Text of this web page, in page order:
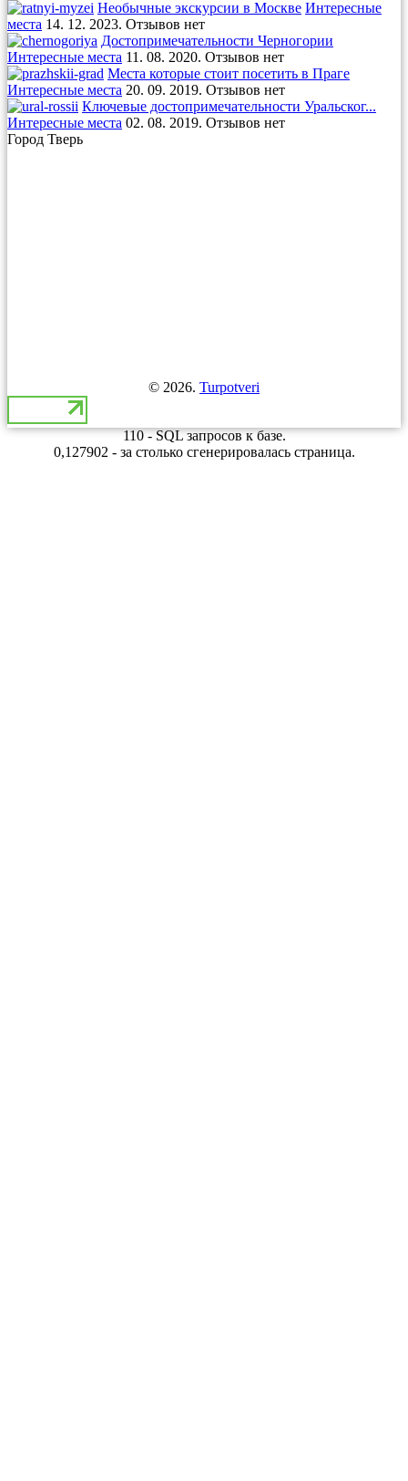
Необычные экскурсии в Москве Интересные
места 14. 12. 2023. Отзывов нет
Достопримечательности Черногории
Интересные места 11. 08. 2020. Отзывов нет
Места которые стоит посетить в Праге
Интересные места 20. 09. 2019. Отзывов нет
Ключевые достопримечательности Уральског...
Интересные места 02. 08. 2019. Отзывов нет
Город Тверь
© 2026. Turpotveri
110 - SQL запросов к базе.
0,127902 - за столько сгенерировалась страница.